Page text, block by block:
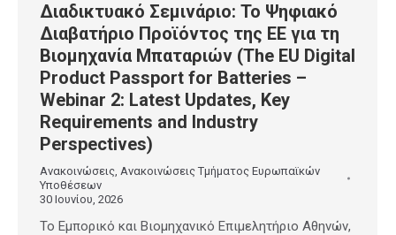
Διαδικτυακό Σεμινάριο: Το Ψηφιακό
Διαβατήριο Προϊόντος της ΕΕ για τη
Βιομηχανία Μπαταριών (The EU Digital
Product Passport for Batteries –
Webinar 2: Latest Updates, Key
Requirements and Industry
Perspectives)
Ανακοινώσεις, Ανακοινώσεις Τμήματος Ευρωπαϊκών
Υποθέσεων
30 Ιουνίου, 2026
Το Εμπορικό και Βιομηχανικό Επιμελητήριο Αθηνών,